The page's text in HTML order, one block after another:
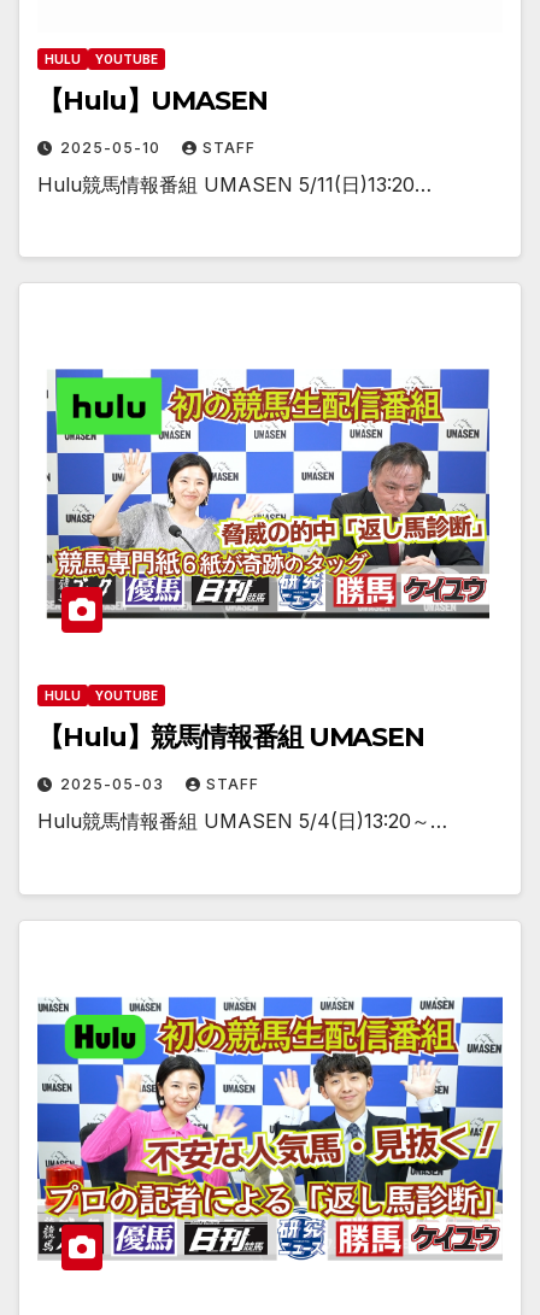
HULU YOUTUBE
【Hulu】UMASEN
2025-05-10 STAFF
Hulu競馬情報番組 UMASEN 5/11(日)13:20…
HULU YOUTUBE
【Hulu】競馬情報番組 UMASEN
2025-05-03 STAFF
Hulu競馬情報番組 UMASEN 5/4(日)13:20～…